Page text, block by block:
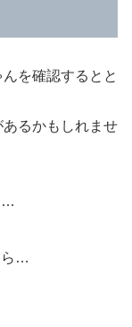
を確認するとと
あるかもしれませ
…
ら…